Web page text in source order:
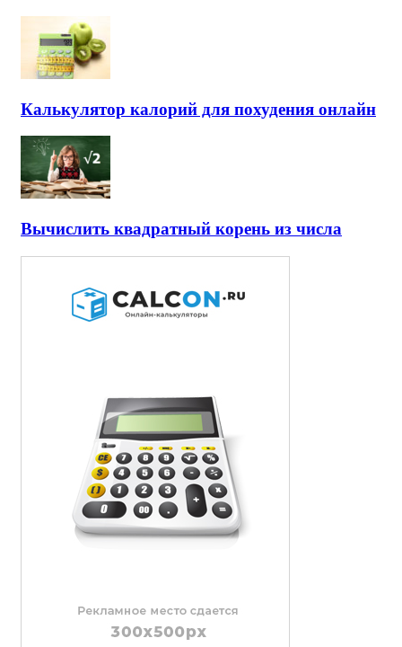
Калькулятор калорий для похудения онлайн
Вычислить квадратный корень из числа